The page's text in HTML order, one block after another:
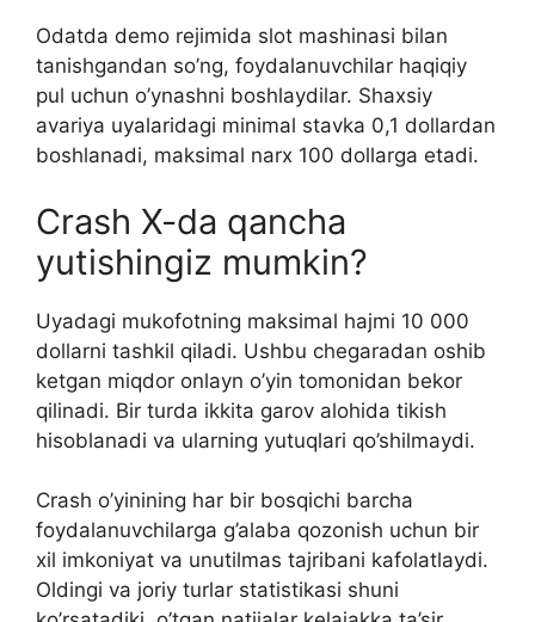
Odatda demo rejimida slot mashinasi bilan
tanishgandan so’ng, foydalanuvchilar haqiqiy
pul uchun o’ynashni boshlaydilar. Shaxsiy
avariya uyalaridagi minimal stavka 0,1 dollardan
boshlanadi, maksimal narx 100 dollarga etadi.
Crash X-da qancha
yutishingiz mumkin?
Uyadagi mukofotning maksimal hajmi 10 000
dollarni tashkil qiladi. Ushbu chegaradan oshib
ketgan miqdor onlayn o’yin tomonidan bekor
qilinadi. Bir turda ikkita garov alohida tikish
hisoblanadi va ularning yutuqlari qo’shilmaydi.
Crash o’yinining har bir bosqichi barcha
foydalanuvchilarga g’alaba qozonish uchun bir
xil imkoniyat va unutilmas tajribani kafolatlaydi.
Oldingi va joriy turlar statistikasi shuni